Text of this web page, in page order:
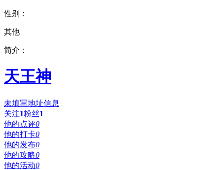
性别：
其他
简介：
天王神
未填写地址信息
关注1粉丝1
他的点评0
他的打卡0
他的发布0
他的攻略0
他的活动0